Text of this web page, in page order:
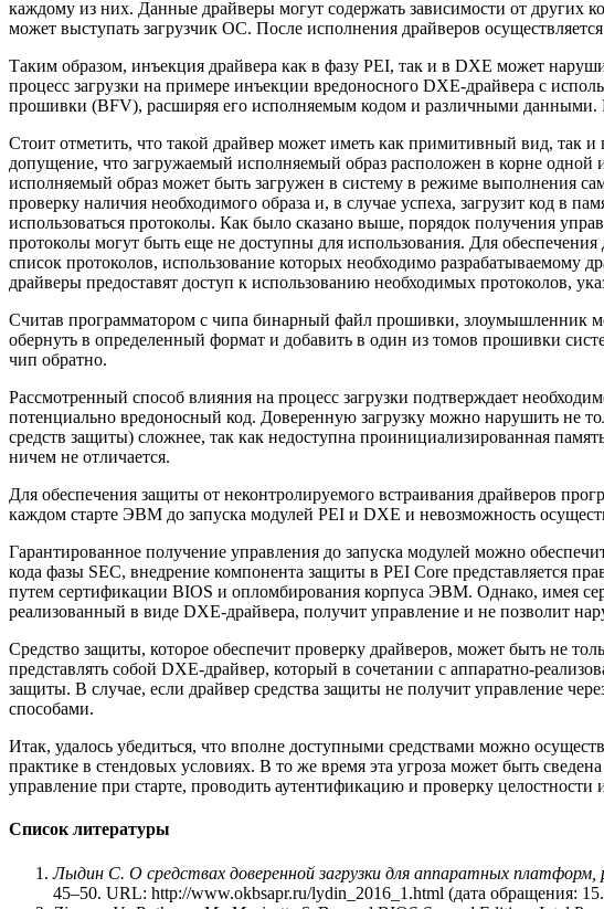
каждому из них. Данные драйверы могут содержать зависимости от других
может выступать загрузчик ОС. После исполнения драйверов
Таким образом, инъекция драйвера как в фазу PEI, так и в DXE может
процесс загрузки на примере инъекции вредоносного DXE-драйвера с
прошивки (BFV), расширяя его исполняемым кодом и различными данными.
Стоит отметить, что такой драйвер может иметь как примитивный вид,
допущение, что загружаемый исполняемый образ расположен в корне
исполняемый образ может быть загружен в систему в режиме выполнения
проверку наличия необходимого образа и, в случае успеха, загрузит код в
использоваться протоколы. Как было сказано выше, порядок получения
протоколы могут быть еще не доступны для использования. Для
список протоколов, использование которых необходимо разрабатываемому
драйверы предоставят доступ к использованию необходимых протоколов,
Считав программатором с чипа бинарный файл прошивки, злоумышленник
обернуть в определенный формат и добавить в один из томов прошивки
чип обратно.
Рассмотренный способ влияния на процесс загрузки подтверждает
потенциально вредоносный код. Доверенную загрузку можно нарушить не
средств защиты) сложнее, так как недоступна проинициализированная
ничем не отличается.
Для обеспечения защиты от неконтролируемого встраивания драйверов
каждом старте ЭВМ до запуска модулей PEI и DXE и невозможность
Гарантированное получение управления до запуска модулей можно
кода фазы SEC, внедрение компонента защиты в PEI Core представляется
путем сертификации BIOS и опломбирования корпуса ЭВМ. Однако, имея
реализованный в виде DXE-драйвера, получит управление и не позволит
Средство защиты, которое обеспечит проверку драйверов, может быть не
представлять собой DXE-драйвер, который в сочетании с аппаратно-
защиты. В случае, если драйвер средства защиты не получит управление
способами.
Итак, удалось убедиться, что вполне доступными средствами можно
практике в стендовых условиях. В то же время эта угроза может быть
управление при старте, проводить аутентификацию и проверку целостности
Список литературы
Лыдин C. О средствах доверенной загрузки для аппаратных
45–50. URL: http://www.okbsapr.ru/lydin_2016_1.html (дата обращения: